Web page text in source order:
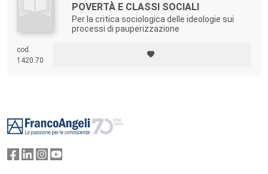
POVERTÀ E CLASSI SOCIALI
Per la critica sociologica delle ideologie sui
processi di pauperizzazione
cod.
1420.70